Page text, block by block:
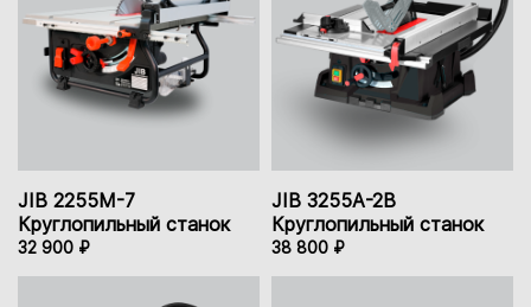
JIB 2255M-7
Круглопильный станок
32 900 ₽
JIB 3255A-2B
Круглопильный станок
38 800 ₽